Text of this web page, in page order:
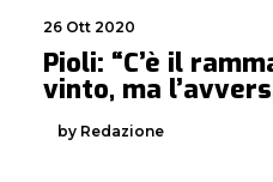
26 Ott 2020
Pioli: “C’è il
vinto, ma
by Redazione